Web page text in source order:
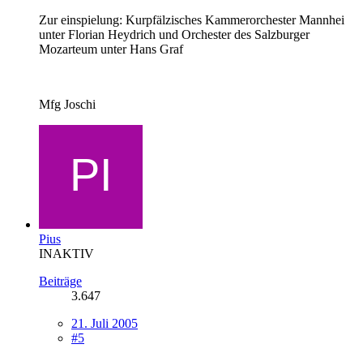
Zur einspielung: Kurpfälzisches Kammerorchester Mannhei
unter Florian Heydrich und Orchester des Salzburger
Mozarteum unter Hans Graf
Mfg Joschi
Pius
INAKTIV
Beiträge
3.647
21. Juli 2005
#5